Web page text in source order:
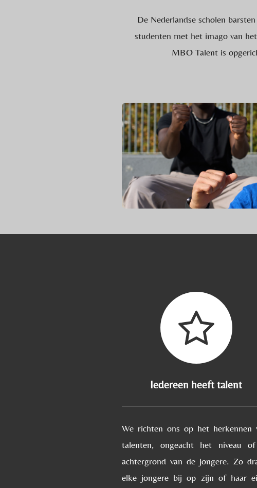
De Nederlandse scholen
studenten met het imago van
MBO Talent is
Iedereen heeft talent
We richten ons op het herkennen
talenten, ongeacht het niveau
achtergrond van de jongere. Zo
elke jongere bij op zijn of haar